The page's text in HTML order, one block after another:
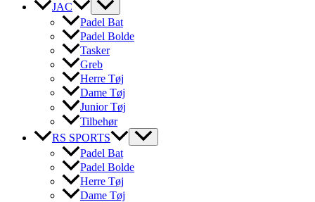
JAC
Padel Bat
Padel Bolde
Tasker
Greb
Herre Tøj
Dame Tøj
Junior Tøj
Tilbehør
RS SPORTS
Padel Bat
Padel Bolde
Herre Tøj
Dame Tøj